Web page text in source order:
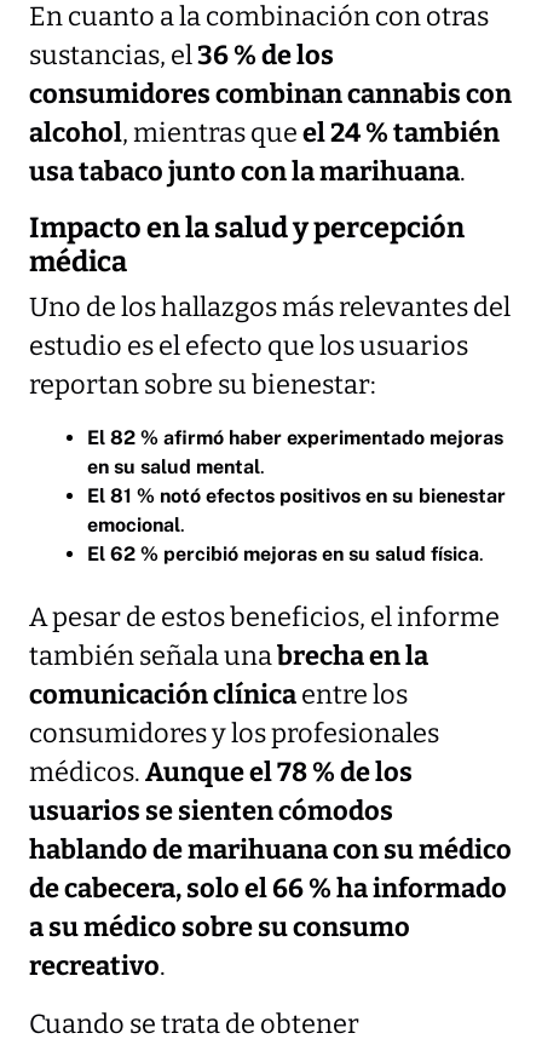
En cuanto a la combinación con otras
sustancias, el36 % de los
consumidores combinan cannabis con
alcohol, mientras queel 24 % también
usa tabaco junto con la marihuana.
Impacto en la salud y percepción
médica
Uno de los hallazgos más relevantes del
estudio es el efecto que los usuarios
reportan sobre su bienestar:
El 82 % afirmó haber experimentado mejoras
en su salud mental.
El 81 % notó efectos positivos en su bienestar
emocional.
El 62 % percibió mejoras en su salud física.
A pesar de estos beneficios, el informe
también señala unabrecha en la
comunicación clínicaentre los
consumidores y los profesionales
médicos.Aunque el 78 % de los
usuarios se sienten cómodos
hablando de marihuana con su médico
de cabecera, solo el 66 % ha informado
a su médico sobre su consumo
recreativo.
Cuando se trata de obtener